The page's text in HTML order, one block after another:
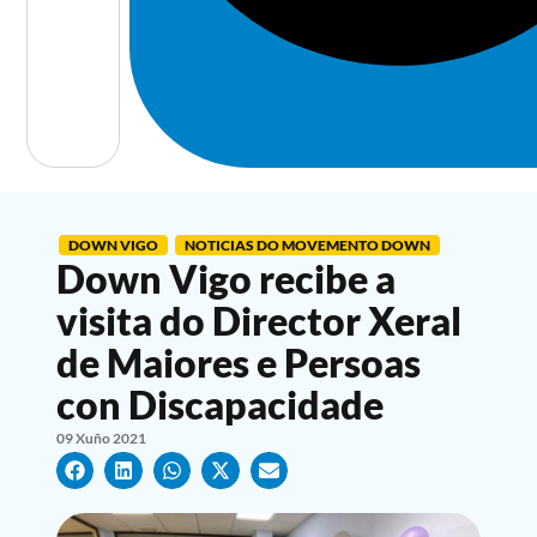
DOWN VIGO NOTICIAS DO MOVEMENTO DOWN
Down Vigo recibe a
visita do Director Xeral
de Maiores e Persoas
con Discapacidade
09 Xuño 2021